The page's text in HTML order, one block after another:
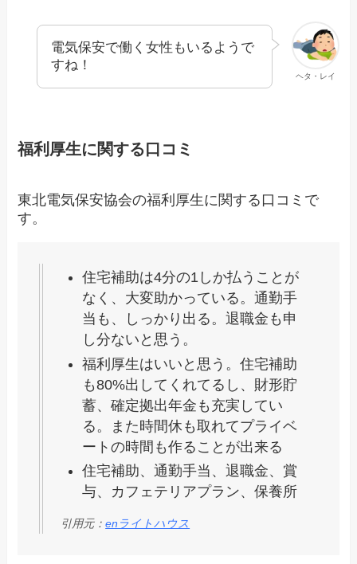
ヘタ・レイ
電気保安で働く女性もいるようで
すね！
福利厚生に関する口コミ
東北電気保安協会の福利厚生に関する口コミで
す。
住宅補助は4分の1しか払うことが
なく、大変助かっている。通勤手
当も、しっかり出る。退職金も申
し分ないと思う。
福利厚生はいいと思う。住宅補助
も80%出してくれてるし、財形貯
蓄、確定拠出年金も充実してい
る。また時間休も取れてプライベ
ートの時間も作ることが出来る
住宅補助、通勤手当、退職金、賞
与、カフェテリアプラン、保養所
引用元：enライトハウス